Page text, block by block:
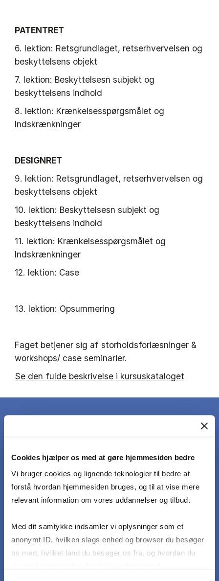
Cookies hjælper os med at gøre hjemmesiden bedre
Vi bruger cookies og lignende teknologier til bedre at
forstå hvordan hjemmesiden bruges, og til at vise mere
relevant information om vores uddannelser og tilbud.
Med dit samtykke indsamler vi oplysninger som et
anonymt ID, hvilken slags enhed og browser du besøger
os med, hvilket land du besøger os fra, og hvordan du
PATENTRET
6. lektion: Retsgrundlaget, retserhvervelsen og
beskyttelsens objekt
7. lektion: Beskyttelsesn subjekt og
beskyttelsens indhold
8. lektion: Krænkelsesspørgsmålet og
Indskrænkninger
DESIGNRET
9. lektion: Retsgrundlaget, retserhvervelsen og
beskyttelsens objekt
10. lektion: Beskyttelsesn subjekt og
beskyttelsens indhold
11. lektion: Krænkelsesspørgsmålet og
Indskrænkninger
12. lektion: Case
13. lektion: Opsummering
Faget betjener sig af storholdsforlæsninger &
workshops/ case seminarier.
Se den fulde beskrivelse i kursuskataloget
DET LÆRER DU
For at opnå karakteren 12 skal den studerende,
med ingen eller få uvæsentlige mangler eller
og udvikler evnen til kritisk stillingtagen,
selvstændighed og fleksibilitet samt
understøtter endvidere evnen til samarbejde i